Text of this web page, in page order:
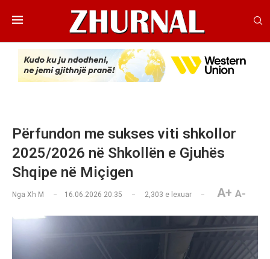
Përfundon me sukses viti shkollor
2025/2026 në Shkollën e Gjuhës
Shqipe në Miçigen
Nga Xh M 16.06.2026 20:35 2,303 e lexuar A+ A-